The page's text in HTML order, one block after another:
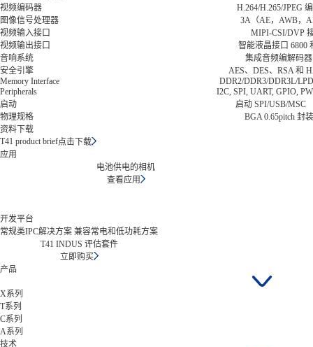
视频编码器
H.264/H.265/JPEG
图像信号处理器
3A（AE，AWB，
视频输入接口
MIPI-CSI/DVP
视频输出接口
智能液晶接口 6800
音响系统
集成音频编解码器
安全引擎
AES、DES、RSA 和
Memory Interface
DDR2/DDR3/DDR3L/
Peripherals
I2C, SPI, UART, GPIO,
启动
启动 SPI/USB/MSC
物理规格
BGA 0.65pitch 封装
资料下载
T41 product brief点击下载
应用
电池供电的相机
查看应用
开发平台
常规类IPC解决方案 兼容常电和低功耗方案
T41 INDUS 评估套件
立即购买
产品
X系列
T系列
C系列
A系列
技术